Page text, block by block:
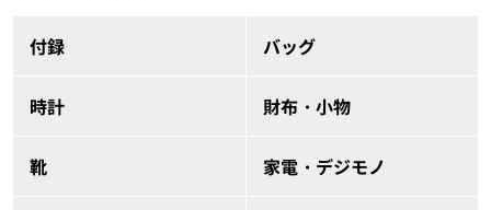
付録 バッグ
時計 財布・小物
靴 家電・デジモノ